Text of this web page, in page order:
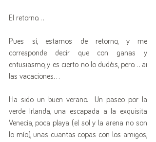
El retorno…
Pues sí, estamos de retorno, y me
corresponde decir que con ganas y
entusiasmo, y es cierto no lo dudéis, pero… ai
las vacaciones…
Ha sido un buen verano.  Un paseo por la
verde Irlanda, una escapada a la exquisita
Venecia, poca playa (el sol y la arena no son
lo mío), unas cuantas copas con los amigos,